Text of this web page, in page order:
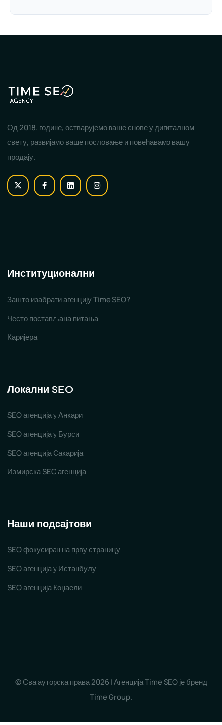
Од 2018. године, остварујемо ваше снове у дигиталном
свету, развијамо ваше пословање и повећавамо вашу
продају.
Институционални
Зашто изабрати агенцију Time SEO?
Често постављана питања
Каријера
Локални SEO
SEO агенција у Анкари
SEO агенција у Бурси
SEO агенција Сакарија
Измирска SEO агенција
Наши подсајтови
SEO фокусиран на прву страницу
SEO агенција у Истанбулу
SEO агенција Коџаели
© Сва ауторска права 2026 | Агенција Time SEO је бренд
Time Group.